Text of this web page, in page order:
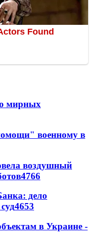
о мирных
военному в
воздушный
4766
дело
4653
в Украине -